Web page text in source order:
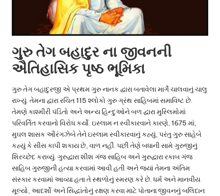
ગુરુ તેગ બહાદુર ના જીવનની
ઐતિહાસિક પૃષ્ઠ ભૂમિકા
ગુરુ તેગ બહાદુરજી એ પ્રથમ ગુરુ નાનક દ્વારા બતાવેલા માર્ગે ચાલવાનું ચાલુ
રાખ્યું. તેમના દ્વારા રચિત 115 શ્લોકો ગુરુ ગ્રંથ સાહિબમાં સમાવિષ્ટ છે.
તેમણે કાશ્મીરી પંડિતો અને અન્ય હિન્દુઓને બળ દ્વારા મુસ્લિમોમાં
પરિવર્તિત કરવાનો વિરોધ કર્યો. ઇસ્લામ ન સ્વીકારવાને કારણે, 1675 માં,
મુઘલ શાસક ઔરંગઝેબે તેને ઇસ્લામ સ્વીકારવાનું કહ્યું, પરંતુ ગુરુ સાહેબે
કહ્યું કે સીસ કાપી શકાય છે, વાળ નહીં. પછી તેણે બધાની સામે ગુરુજીનું
શિરચ્છેદ કરાવ્યું. ગુરુદ્વારા શીશ ગંજ સાહિબ અને ગુરુદ્વારા રકાબ ગંજ
સાહિબ ગુરુજીની હત્યા કરવામાં આવી હતી અને જ્યાં તેમના અંતિમ
સંસ્કાર કરવામાં આવ્યા હતા તે સ્થળોનું સ્મરણ કરે છે. ધર્મ અને માનવીય
મૂલ્યો, આદર્શો અને સિદ્ધાંતોનું રક્ષણ કરવા માટે પોતાના જીવનનું બલિદાન